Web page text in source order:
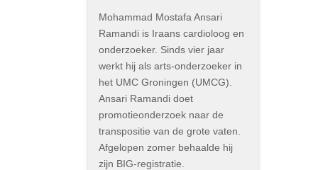
Mohammad Mostafa Ansari
Ramandi is Iraans cardioloog en
onderzoeker. Sinds vier jaar
werkt hij als arts-onderzoeker in
het UMC Groningen (UMCG).
Ansari Ramandi doet
promotieonderzoek naar de
transpositie van de grote vaten.
Afgelopen zomer behaalde hij
zijn BIG-registratie.